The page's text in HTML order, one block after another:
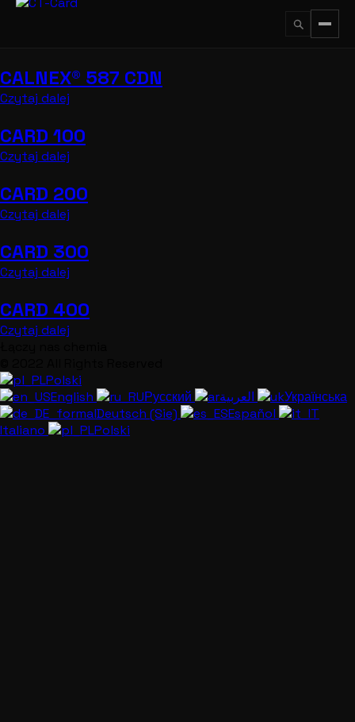
Przejdź
CALNEX® 587 CDN
Czytaj dalej
CARD 100
Czytaj dalej
CARD 200
Czytaj dalej
CARD 300
Czytaj dalej
CARD 400
Czytaj dalej
Polski
English
Русский
Українська
Deutsch (Sie)
Español
Italiano
Polski